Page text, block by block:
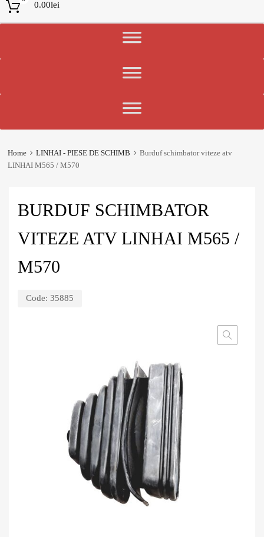
0.00lei
Home LINHAI - PIESE DE SCHIMB
Burduf schimbator viteze atv
LINHAI M565 / M570
BURDUF SCHIMBATOR
VITEZE ATV LINHAI M565 /
M570
Code: 35885